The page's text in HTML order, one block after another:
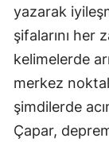
yazarak
şifalarını her
kelimelerde
merkez
şimdilerde
Çapar,